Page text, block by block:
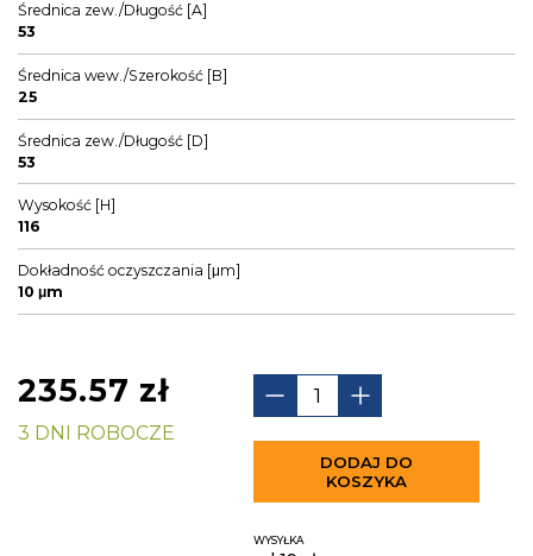
Średnica zew./Długość [A]
53
Średnica wew./Szerokość [B]
25
Średnica zew./Długość [D]
53
Wysokość [H]
116
Dokładność oczyszczania [μm]
10 μm
235.57 zł
3 DNI ROBOCZE
DODAJ DO
KOSZYKA
WYSYŁKA